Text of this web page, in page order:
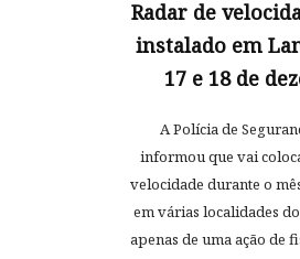
Radar de
instalado em
17 e 18 de
A Polícia de
informou que vai
velocidade durante o
em várias localidades
apenas de uma ação de